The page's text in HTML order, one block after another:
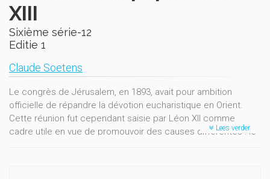
XIII
Sixième série-12
Editie 1
Claude Soetens
Le congrès de Jérusalem, en 1893, avait pour ambition
officielle de répandre la dévotion eucharistique en Orient.
Cette réunion fut cependant saisie par Léon XII comme
cadre utile en vue de promouvoir des causes différentes : le
Lees verder